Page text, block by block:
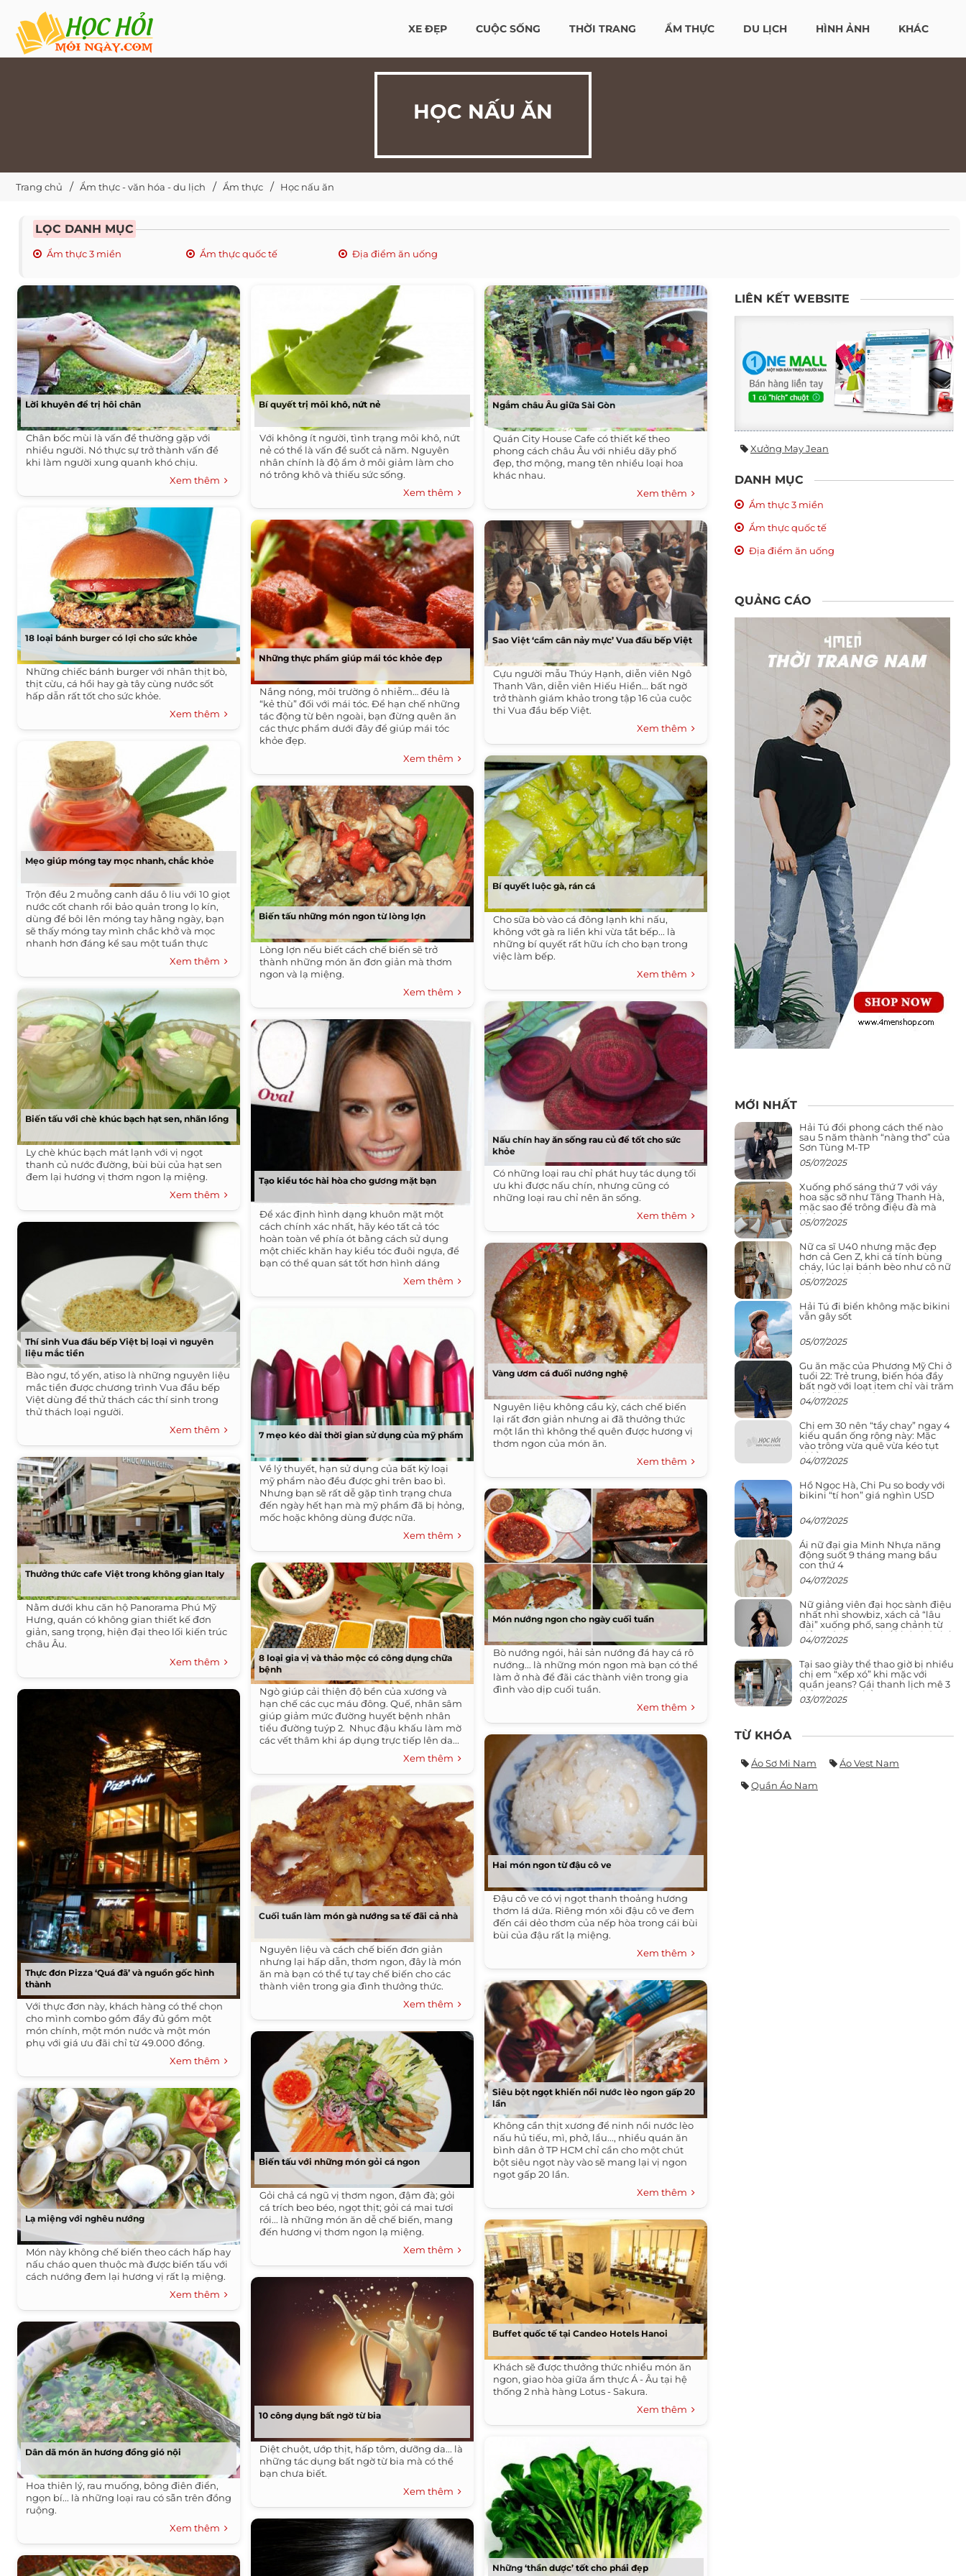
XE ĐẸP CUỘC SỐNG THỜI TRANG ẨM THỰC DU LỊCH HÌNH ẢNH KHÁC
HỌC NẤU ĂN
Trang chủ Ẩm thực - văn hóa - du lịch Ẩm thực Học nấu ăn
LỌC DANH MỤC
Ẩm thực 3 miền Ẩm thực quốc tế Địa điểm ăn uống
Lời khuyên để trị hôi chân
Chân bốc mùi là vấn đề thường gặp với
nhiều người. Nó thực sự trở thành vấn đề
khi làm người xung quanh khó chịu.
Xem thêm
18 loại bánh burger có lợi cho sức khỏe
Những chiếc bánh burger với nhân thịt bò,
thịt cừu, cá hồi hay gà tây cùng nước sốt
hấp dẫn rất tốt cho sức khỏe.
Xem thêm
Mẹo giúp móng tay mọc nhanh, chắc khỏe
Trộn đều 2 muỗng canh dầu ô liu với 10 giọt
nước cốt chanh rồi bảo quản trong lọ kín,
dùng để bôi lên móng tay hằng ngày, bạn
sẽ thấy móng tay mình chắc khở và mọc
nhanh hơn đáng kể sau một tuần thực
Xem thêm
Biến tấu với chè khúc bạch hạt sen, nhãn lồng
Ly chè khúc bạch mát lạnh với vị ngọt
thanh củ nước đường, bùi bùi của hạt sen
đem lại hương vị thơm ngon lạ miệng.
Xem thêm
Thí sinh Vua đầu bếp Việt bị loại vì nguyên
liệu mắc tiền
Bào ngư, tổ yến, atiso là những nguyên liệu
mắc tiền được chương trình Vua đầu bếp
Việt dùng để thử thách các thí sinh trong
thử thách loại người.
Xem thêm
Thưởng thức cafe Việt trong không gian Italy
Nằm dưới khu căn hộ Panorama Phú Mỹ
Hưng, quán có không gian thiết kế đơn
giản, sang trọng, hiện đại theo lối kiến trúc
châu Âu.
Xem thêm
Thực đơn Pizza ‘Quá đã’ và nguồn gốc hình
thành
Với thực đơn này, khách hàng có thể chọn
cho mình combo gồm đầy đủ gồm một
món chính, một món nước và một món
phụ với giá ưu đãi chỉ từ 49.000 đồng.
Xem thêm
Lạ miệng với nghêu nướng
Món này không chế biến theo cách hấp hay
nấu cháo quen thuộc mà được biến tấu với
cách nướng đem lại hương vị rất lạ miệng.
Xem thêm
Dân dã món ăn hương đồng gió nội
Hoa thiên lý, rau muống, bông điên điển,
ngọn bí... là những loại rau có sẵn trên đồng
ruộng.
Xem thêm
Bí quyết trị môi khô, nứt nẻ
Với không ít người, tình trạng môi khô, nứt
nẻ có thể là vấn đề suốt cả năm. Nguyên
nhân chính là độ ẩm ở môi giảm làm cho
nó trông khô và thiếu sức sống.
Xem thêm
Những thực phẩm giúp mái tóc khỏe đẹp
Nắng nóng, môi trường ô nhiễm… đều là
“kẻ thù” đối với mái tóc. Để hạn chế những
tác động từ bên ngoài, bạn đừng quên ăn
các thực phẩm dưới đây để giúp mái tóc
khỏe đẹp.
Xem thêm
Biến tấu những món ngon từ lòng lợn
Lòng lợn nếu biết cách chế biến sẽ trở
thành những món ăn đơn giản mà thơm
ngon và lạ miệng.
Xem thêm
Tạo kiểu tóc hài hòa cho gương mặt bạn
Để xác định hình dạng khuôn mặt một
cách chính xác nhất, hãy kéo tất cả tóc
hoàn toàn về phía ót bằng cách sử dụng
một chiếc khăn hay kiểu tóc đuôi ngựa, để
bạn có thể quan sát tốt hơn hình dáng
Xem thêm
7 mẹo kéo dài thời gian sử dụng của mỹ phẩm
Về lý thuyết, hạn sử dụng của bất kỳ loại
mỹ phẩm nào đều được ghi trên bao bì.
Nhưng bạn sẽ rất dễ gặp tình trạng chưa
đến ngày hết hạn mà mỹ phẩm đã bị hỏng,
mốc hoặc không dùng được nữa.
Xem thêm
8 loại gia vị và thảo mộc có công dụng chữa
bệnh
Ngò giúp cải thiện độ bền của xương và
hạn chế các cục máu đông. Quế, nhân sâm
giúp giảm mức đường huyết bệnh nhân
tiểu đường tuýp 2. Nhục đậu khấu làm mờ
các vết thâm khi áp dụng trực tiếp lên da...
Xem thêm
Cuối tuần làm món gà nướng sa tế đãi cả nhà
Nguyên liệu và cách chế biến đơn giản
nhưng lại hấp dẫn, thơm ngon, đây là món
ăn mà bạn có thể tự tay chế biến cho các
thành viên trong gia đình thưởng thức.
Xem thêm
Biến tấu với những món gỏi cá ngon
Gỏi chả cá ngũ vị thơm ngon, đậm đà; gỏi
cá trích beo béo, ngọt thịt; gỏi cá mai tươi
rói... là những món ăn dễ chế biến, mang
đến hương vị thơm ngon lạ miệng.
Xem thêm
10 công dụng bất ngờ từ bia
Diệt chuột, ướp thịt, hấp tôm, dưỡng da... là
những tác dụng bất ngờ từ bia mà có thể
bạn chưa biết.
Xem thêm
Ngắm châu Âu giữa Sài Gòn
Quán City House Cafe có thiết kế theo
phong cách châu Âu với nhiều dãy phố
đẹp, thơ mộng, mang tên nhiều loại hoa
khác nhau.
Xem thêm
Sao Việt ‘cầm cân nảy mực’ Vua đầu bếp Việt
Cựu người mẫu Thúy Hạnh, diễn viên Ngô
Thanh Vân, diễn viên Hiếu Hiền... bất ngờ
trở thành giám khảo trong tập 16 của cuộc
thi Vua đầu bếp Việt.
Xem thêm
Bí quyết luộc gà, rán cá
Cho sữa bò vào cá đông lạnh khi nấu,
không vớt gà ra liền khi vừa tắt bếp... là
những bí quyết rất hữu ích cho bạn trong
việc làm bếp.
Xem thêm
Nấu chín hay ăn sống rau củ để tốt cho sức
khỏe
Có những loại rau chỉ phát huy tác dụng tối
ưu khi được nấu chín, nhưng cũng có
những loại rau chỉ nên ăn sống.
Xem thêm
Vàng ươm cá đuối nướng nghệ
Nguyên liệu không cầu kỳ, cách chế biến
lại rất đơn giản nhưng ai đã thưởng thức
một lần thì không thể quên được hương vị
thơm ngon của món ăn.
Xem thêm
Món nướng ngon cho ngày cuối tuần
Bò nướng ngói, hải sản nướng đá hay cá rô
nướng... là những món ngon mà bạn có thể
làm ở nhà để đãi các thành viên trong gia
đình vào dịp cuối tuần.
Xem thêm
Hai món ngon từ đậu cô ve
Đậu cô ve có vị ngọt thanh thoảng hương
thơm lá dứa. Riêng món xôi đậu cô ve đem
đến cái dẻo thơm của nếp hòa trong cái bùi
bùi của đậu rất lạ miệng.
Xem thêm
Siêu bột ngọt khiến nồi nước lèo ngon gấp 20
lần
Không cần thịt xương để ninh nồi nước lèo
nấu hủ tiếu, mì, phở, lẩu..., nhiều quán ăn
bình dân ở TP HCM chỉ cần cho một chút
bột siêu ngọt này vào sẽ mang lại vị ngon
ngọt gấp 20 lần.
Xem thêm
Buffet quốc tế tại Candeo Hotels Hanoi
Khách sẽ được thưởng thức nhiều món ăn
ngon, giao hòa giữa ẩm thực Á - Âu tại hệ
thống 2 nhà hàng Lotus - Sakura.
Xem thêm
Những ‘thần dược’ tốt cho phái đẹp
LIÊN KẾT WEBSITE
Xưởng May Jean
DANH MỤC
Ẩm thực 3 miền
Ẩm thực quốc tế
Địa điểm ăn uống
QUẢNG CÁO
MỚI NHẤT
Hải Tú đổi phong cách thế nào
sau 5 năm thành “nàng thơ” của
Sơn Tùng M-TP
05/07/2025
Xuống phố sáng thứ 7 với váy
hoa sặc sỡ như Tăng Thanh Hà,
mặc sao để trông điệu đà mà
không sến
05/07/2025
Nữ ca sĩ U40 nhưng mặc đẹp
hơn cả Gen Z, khi cá tính bùng
cháy, lúc lại bánh bèo như cô nữ
chính ngôn tình
05/07/2025
Hải Tú đi biển không mặc bikini
vẫn gây sốt
05/07/2025
Gu ăn mặc của Phương Mỹ Chi ở
tuổi 22: Trẻ trung, biến hóa đầy
bất ngờ với loạt item chỉ vài trăm
nghìn đã mua được
04/07/2025
Chị em 30 nên “tẩy chay” ngay 4
kiểu quần ống rộng này: Mặc
vào trông vừa quê vừa kéo tụt
chiều cao
04/07/2025
Hồ Ngọc Hà, Chi Pu so body với
bikini “tí hon” giá nghìn USD
04/07/2025
Ái nữ đại gia Minh Nhựa năng
động suốt 9 tháng mang bầu
con thứ 4
04/07/2025
Nữ giảng viên đại học sành điệu
nhất nhì showbiz, xách cả “lâu
đài” xuống phố, sang chảnh từ
giảng đường ra phố khó ai đọ lại
04/07/2025
Tại sao giày thể thao giờ bị nhiều
chị em “xếp xó” khi mặc với
quần jeans? Gái thanh lịch mê 3
kiểu này hơn hẳn
03/07/2025
TỪ KHÓA
Áo Sơ Mi Nam
Áo Vest Nam
Quần Áo Nam